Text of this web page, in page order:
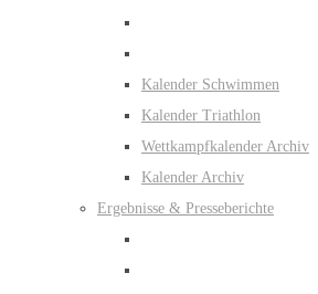
Kalender Schwimmen
Kalender Triathlon
Wettkampfkalender Archiv
Kalender Archiv
Ergebnisse & Presseberichte